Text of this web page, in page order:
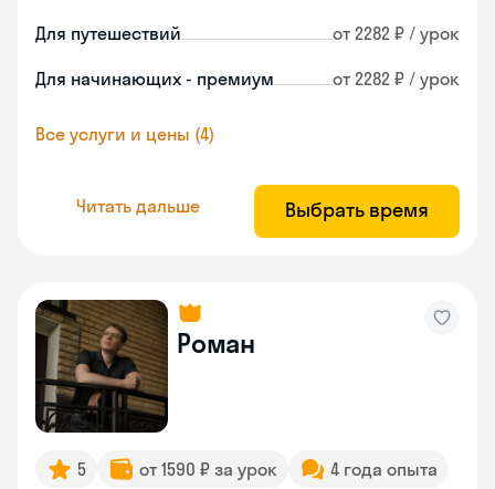
Для путешествий от 2282 ₽ / урок
Для начинающих - премиум от 2282 ₽ / урок
Все услуги и цены (4)
Читать дальше Выбрать время
Роман
5 от 1590 ₽ за урок 4 года опыта